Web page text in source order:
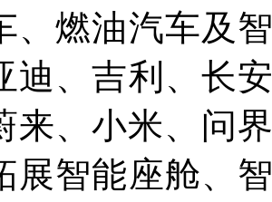
、燃油汽车及
迪、吉利、长
来、小米、问
展智能座舱、